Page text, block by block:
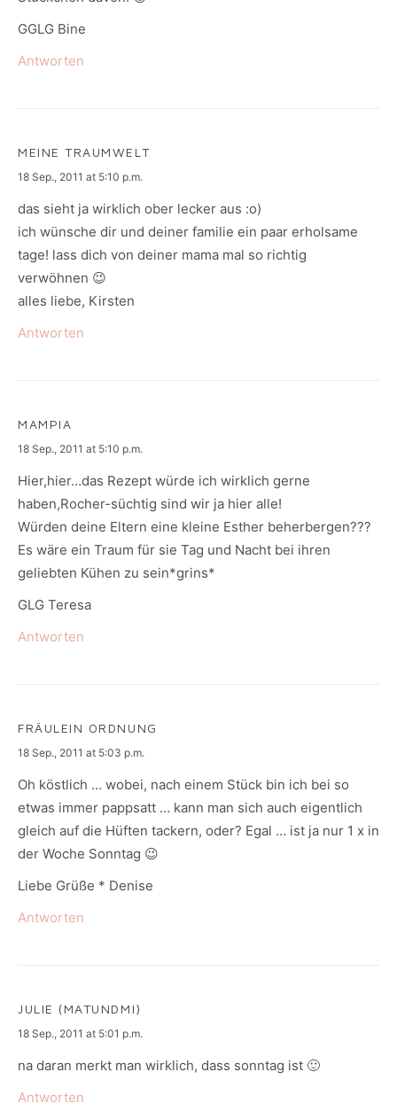
GGLG Bine
Antworten
MEINE TRAUMWELT
says:
18 Sep., 2011 at 5:10 p.m.
das sieht ja wirklich ober lecker aus :o)
ich wünsche dir und deiner familie ein paar erholsame
tage! lass dich von deiner mama mal so richtig
verwöhnen 😉
alles liebe, Kirsten
Antworten
MAMPIA
says:
18 Sep., 2011 at 5:10 p.m.
Hier,hier…das Rezept würde ich wirklich gerne
haben,Rocher-süchtig sind wir ja hier alle!
Würden deine Eltern eine kleine Esther beherbergen???
Es wäre ein Traum für sie Tag und Nacht bei ihren
geliebten Kühen zu sein*grins*
GLG Teresa
Antworten
FRÄULEIN ORDNUNG
says:
18 Sep., 2011 at 5:03 p.m.
Oh köstlich … wobei, nach einem Stück bin ich bei so
etwas immer pappsatt … kann man sich auch eigentlich
gleich auf die Hüften tackern, oder? Egal … ist ja nur 1 x in
der Woche Sonntag 😉
Liebe Grüße * Denise
Antworten
JULIE (MATUNDMI)
says:
18 Sep., 2011 at 5:01 p.m.
na daran merkt man wirklich, dass sonntag ist 🙂
Antworten